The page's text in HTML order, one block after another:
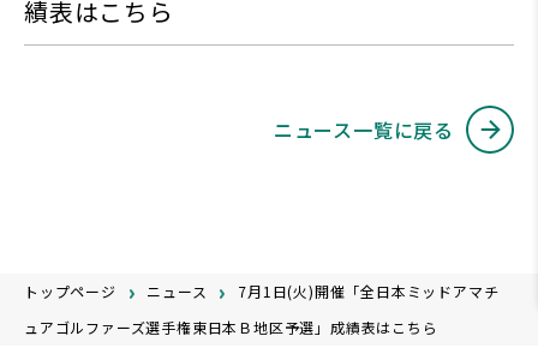
績表はこちら
ニュース一覧に戻る
トップページ ニュース
7月1日(火)開催「全日本ミッドアマチ
ュアゴルファーズ選手権東日本Ｂ地区予選」成績表はこちら